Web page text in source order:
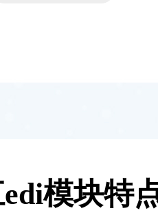
模块特